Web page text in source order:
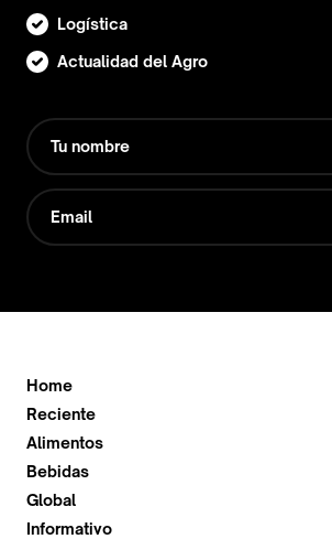
Logística
Actualidad del Agro
Home
Reciente
Alimentos
Bebidas
Global
Informativo